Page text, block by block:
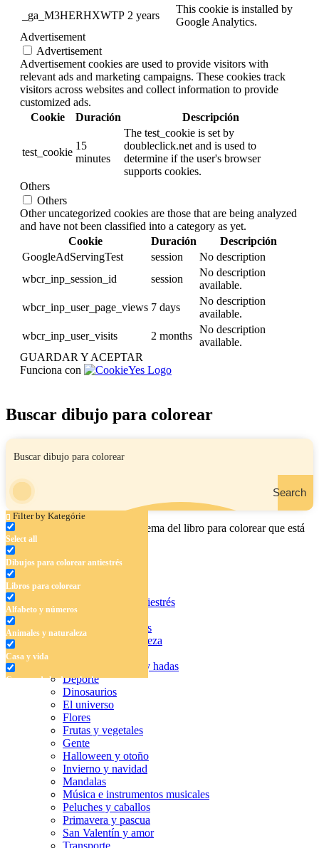
_ga_M3HERHXWTP 2 years
This cookie is installed by
Google Analytics.
Advertisement
Advertisement
Advertisement cookies are used to provide visitors with
relevant ads and marketing campaigns. These cookies track
visitors across websites and collect information to provide
customized ads.
Cookie
Duración Descripción
test_cookie
15
minutes
The test_cookie is set by
doubleclick.net and is used to
determine if the user's browser
supports cookies.
Others
Others
Other uncategorized cookies are those that are being analyzed
and have not been classified into a category as yet.
Cookie
Duración
Descripción
GoogleAdServingTest
session
No description
wbcr_inp_session_id
session
No description
available.
wbcr_inp_user_page_views 7 days
No description
available.
wbcr_inp_user_visits
2 months
No description
available.
GUARDAR Y ACEPTAR
Funciona con
Buscar dibujo para colorear
Search
Filter by Kategórie
Select all
Dibujos para colorear antiestrés
Libros para colorear
Alfabeto y números
Animales y naturaleza
Casa y vida
Cuentos de hadas y hadas
Frutas y vegetales
Halloween y otoño
Ingrese el nombre, el área o el tema del libro para colorear que está
buscando.
Dibujos para colorear antiestrés
Libros para colorear
Alfabeto y números
Animales y naturaleza
Cuentos de hadas y hadas
Deporte
Dinosaurios
El universo
Flores
Frutas y vegetales
Gente
Halloween y otoño
Invierno y navidad
Mandalas
Música e instrumentos musicales
Peluches y caballos
Primavera y pascua
San Valentín y amor
Transporte